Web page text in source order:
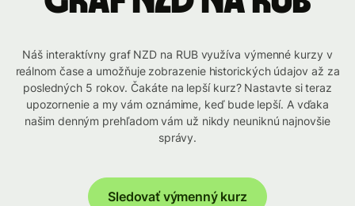
Náš interaktívny graf NZD na RUB využíva výmenné kurzy v
reálnom čase a umožňuje zobrazenie historických údajov až za
posledných 5 rokov. Čakáte na lepší kurz? Nastavte si teraz
upozornenie a my vám oznámime, keď bude lepší. A vďaka
našim denným prehľadom vám už nikdy neuniknú najnovšie
správy.
Sledovať výmenný kurz